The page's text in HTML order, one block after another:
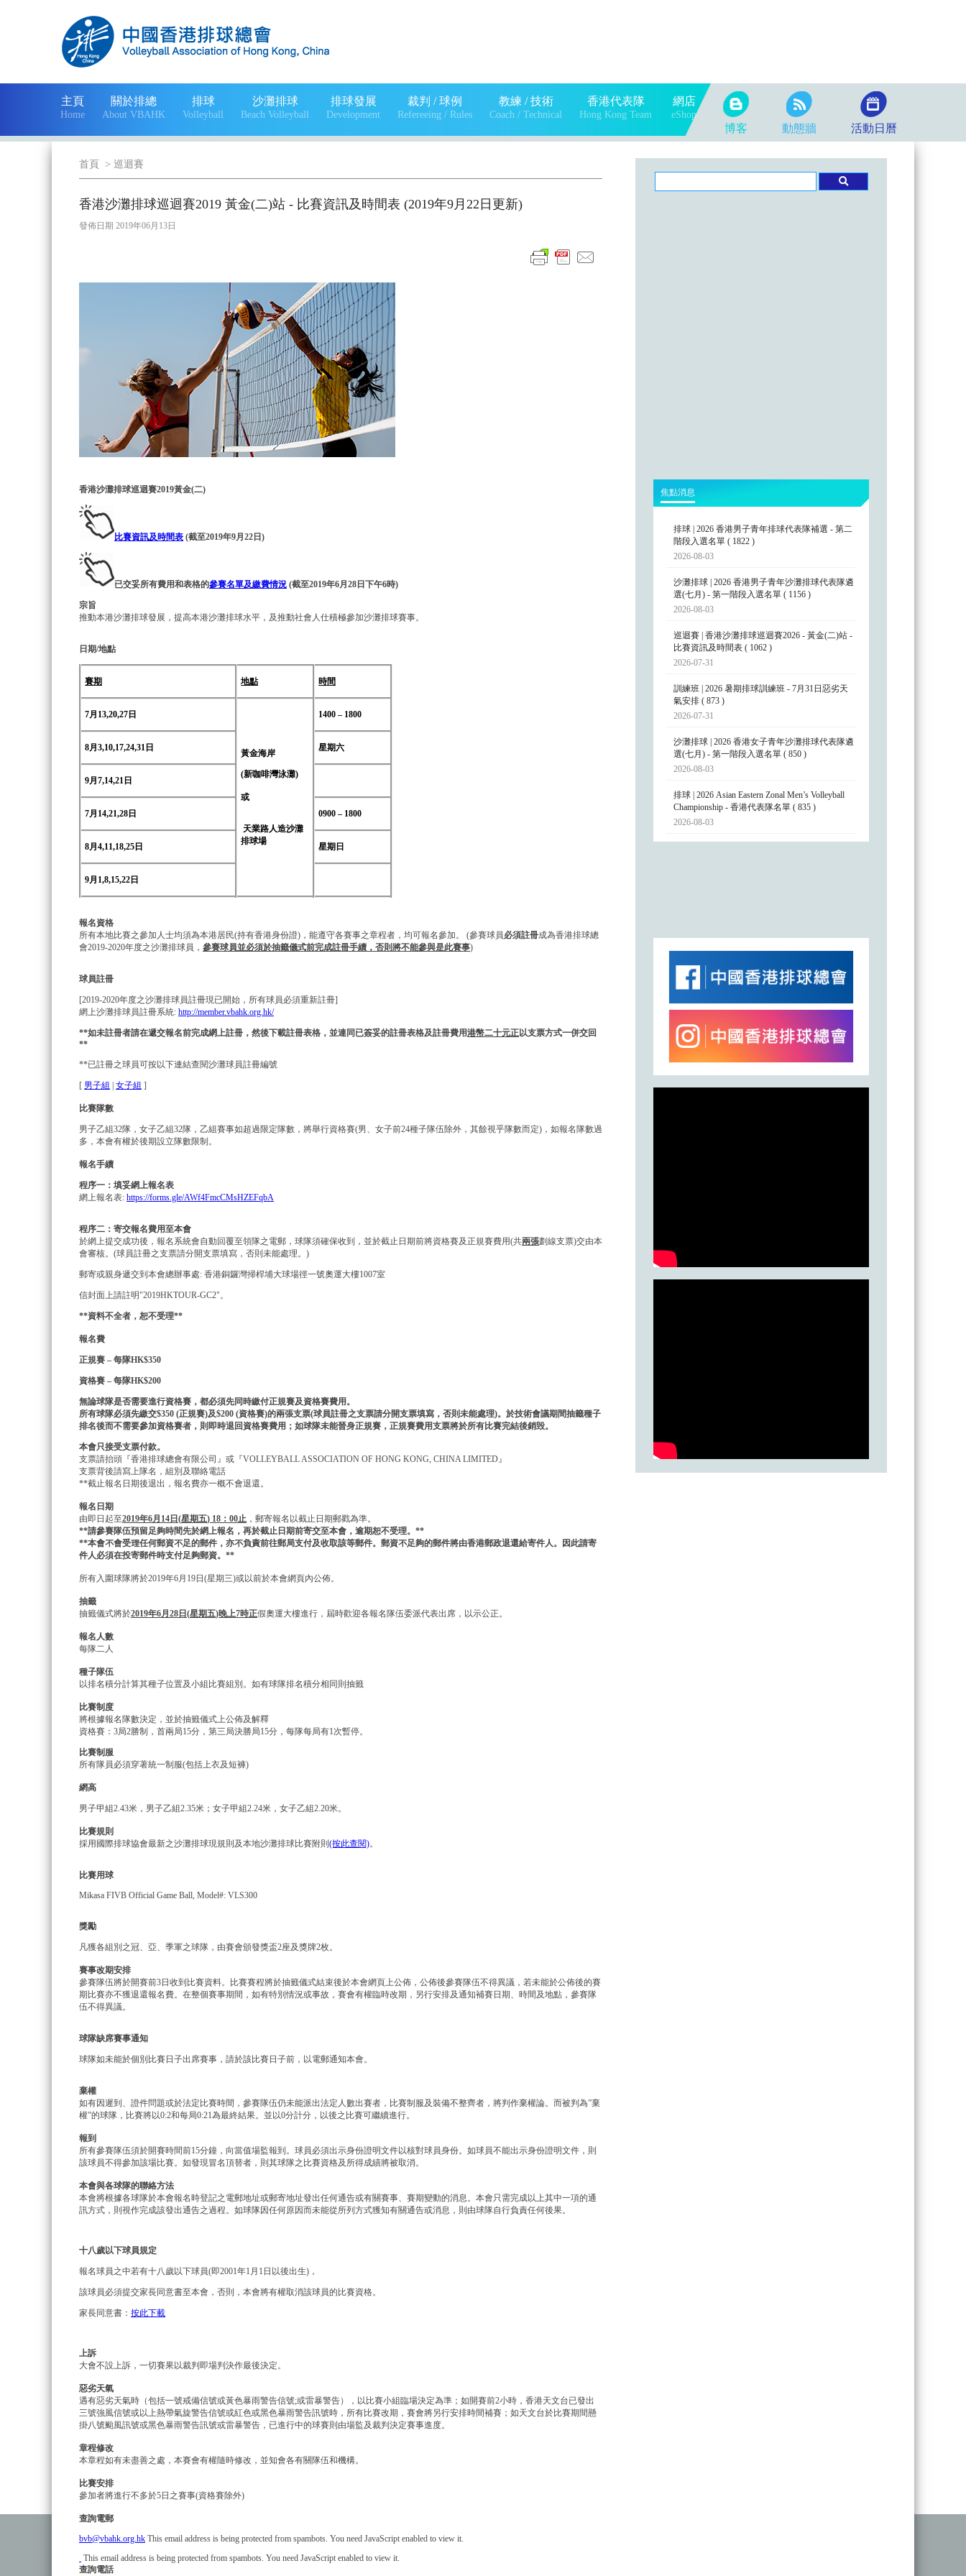
主頁
Home
關於排總
About VBAHK
排球
Volleyball
沙灘排球
Beach Volleyball
排球發展
Development
裁判 / 球例
Refereeing / Rules
教練 / 技術
Coach / Technical
香港代表隊
Hong Kong Team
網店
eShop
博客 動態牆 活動日曆
首頁 > 巡迴賽
香港沙灘排球巡迴賽2019 黃金(二)站 - 比賽資訊及時間表 (2019年9月22日更新)
發佈日期 2019年06月13日
香港沙灘排球巡迴賽2019黃金(二)
比賽資訊及時間表 (截至2019年9月22日)
已交妥所有費用和表格的參賽名單及繳費情況 (截至2019年6月28日下午6時)
宗旨
推動本港沙灘排球發展，提高本港沙灘排球水平，及推動社會人仕積極參加沙灘排球賽事。
日期/地點
賽期 地點 時間
7月13,20,27日
黃金海岸
(新咖啡灣泳灘)
或
天業路人造沙灘
排球場
1400 – 1800
8月3,10,17,24,31日 星期六
9月7,14,21日
7月14,21,28日 0900 – 1800
8月4,11,18,25日 星期日
9月1,8,15,22日
報名資格
所有本地比賽之參加人士均須為本港居民(持有香港身份證)，能遵守各賽事之章程者，均可報名參加。 (參賽球員必須註冊成為香港排球總
會2019-2020年度之沙灘排球員， 參賽球員並必須於抽籤儀式前完成註冊手續，否則將不能參與是此賽事)
球員註冊
[2019-2020年度之沙灘排球員註冊現已開始，所有球員必須重新註冊]
網上沙灘排球員註冊系統: http://member.vbahk.org.hk/
**如未註冊者請在遞交報名前完成網上註冊，然後下載註冊表格，並連同已簽妥的註冊表格及註冊費用港幣二十元正以支票方式一併交回
**
**已註冊之球員可按以下連結查閱沙灘球員註冊編號
[ 男子組 女子組 ]
比賽隊數
男子乙組32隊，女子乙組32隊，乙組賽事如超過限定隊數，將舉行資格賽(男、女子前24種子隊伍除外，其餘視乎隊數而定)，如報名隊數過
多，本會有權於後期設立隊數限制。
報名手續
程序一：填妥網上報名表
網上報名表: https://forms.gle/AWf4FmcCMsHZEFqbA
程序二：寄交報名費用至本會
於網上提交成功後，報名系統會自動回覆至領隊之電郵，球隊須確保收到，並於截止日期前將資格賽及正規賽費用(共兩張劃線支票)交由本
會審核。(球員註冊之支票請分開支票填寫，否則未能處理。)
郵寄或親身遞交到本會總辦事處: 香港銅鑼灣掃桿埔大球場徑一號奧運大樓1007室
信封面上請註明"2019HKTOUR-GC2"。
**資料不全者，恕不受理**
報名費
正規賽 – 每隊HK$350
資格賽 – 每隊HK$200
無論球隊是否需要進行資格賽，都必須先同時繳付正規賽及資格賽費用。
所有球隊必須先繳交$350 (正規賽)及$200 (資格賽)的兩張支票(球員註冊之支票請分開支票填寫，否則未能處理)。於技術會議期間抽籤種子
排名後而不需要參加資格賽者，則即時退回資格賽費用；如球隊未能晉身正規賽，正規賽費用支票將於所有比賽完結後銷毁。
本會只接受支票付款。
支票請抬頭『香港排球總會有限公司』或『VOLLEYBALL ASSOCIATION OF HONG KONG, CHINA LIMITED』
支票背後請寫上隊名，組別及聯絡電話
**截止報名日期後退出，報名費亦一概不會退還。
報名日期
由即日起至2019年6月 14 日 (星期五) 18 ： 00止 ，郵寄報名以截止日期郵戳為準。
**請參賽隊伍預留足夠時間先於網上報名，再於截止日期前寄交至本會，逾期恕不受理。 **
**本會不會受理任何郵資不足的郵件，亦不負責前往郵局支付及收取該等郵件。郵資不足夠的郵件將由香港郵政退還給寄件人。因此請寄
件人必須在投寄郵件時支付足夠郵資。 **
所有入圍球隊將於2019年6月19日(星期三)或以前於本會網頁內公佈。
抽籤
抽籤儀式將於2019年6月 28 日 (星期五)晚上7時正假奧運大樓進行，屆時歡迎各報名隊伍委派代表出席，以示公正。
報名人數
每隊二人
種子隊伍
以排名積分計算其種子位置及小組比賽組別。如有球隊排名積分相同則抽籤
比賽制度
將根據報名隊數決定，並於抽籤儀式上公佈及解釋
資格賽：3局2勝制，首兩局15分，第三局決勝局15分，每隊每局有1次暫停。
比賽制服
所有隊員必須穿著統一制服(包括上衣及短褲)
網高
男子甲組2.43米，男子乙組2.35米；女子甲組2.24米，女子乙組2.20米。
比賽規則
採用國際排球協會最新之沙灘排球現規則及本地沙灘排球比賽附則 (按此查閱)。
比賽用球
Mikasa FIVB Official Game Ball, Model#: VLS300
獎勵
凡獲各組別之冠、亞、季軍之球隊，由賽會頒發獎盃2座及獎牌2枚。
賽事改期安排
參賽隊伍將於開賽前3日收到比賽資料。比賽賽程將於抽籤儀式結束後於本會網頁上公佈，公佈後參賽隊伍不得異議，若未能於公佈後的賽
期比賽亦不獲退還報名費。在整個賽事期間，如有特別情況或事故，賽會有權臨時改期，另行安排及通知補賽日期、時間及地點，參賽隊
伍不得異議。
球隊缺席賽事通知
球隊如未能於個別比賽日子出席賽事，請於該比賽日子前，以電郵通知本會。
棄權
如有因遲到、證件問題或於法定比賽時間，參賽隊伍仍未能派出法定人數出賽者，比賽制服及裝備不整齊者，將判作棄權論。而被判為”棄
權”的球隊，比賽將以0:2和每局0:21為最終結果。並以0分計分，以後之比賽可繼續進行。
報到
所有參賽隊伍須於開賽時間前15分鐘，向當值場監報到。球員必須出示身份證明文件以核對球員身份。如球員不能出示身份證明文件，則
該球員不得參加該場比賽。如發現冒名頂替者，則其球隊之比賽資格及所得成績將被取消。
本會與各球隊的聯絡方法
本會將根據各球隊於本會報名時登記之電郵地址或郵寄地址發出任何通告或有關賽事、賽期變動的消息。本會只需完成以上其中一項的通
訊方式，則視作完成該發出通告之過程。如球隊因任何原因而未能從所列方式獲知有關通告或消息，則由球隊自行負責任何後果。
十八歲以下球員規定
報名球員之中若有十八歲以下球員(即2001年1月1日以後出生)，
該球員必須提交家長同意書至本會，否則，本會將有權取消該球員的比賽資格。
家長同意書： 按此下載
上訴
大會不設上訴，一切賽果以裁判即場判決作最後決定。
惡劣天氣
遇有惡劣天氣時（包括一號戒備信號或黃色暴雨警告信號;或雷暴警告），以比賽小組臨場決定為準；如開賽前2小時，香港天文台已發出
三號強風信號或以上熱帶氣旋警告信號或紅色或黑色暴雨警告訊號時，所有比賽改期，賽會將另行安排時間補賽；如天文台於比賽期間懸
掛八號颱風訊號或黑色暴雨警告訊號或雷暴警告，已進行中的球賽則由場監及裁判決定賽事進度。
章程修改
本章程如有未盡善之處，本賽會有權隨時修改，並知會各有關隊伍和機構。
比賽安排
參加者將進行不多於5日之賽事(資格賽除外)
查詢電郵
bvb@vbahk.org.hk This email address is being protected from spambots. You need JavaScript enabled to view it.
This email address is being protected from spambots. You need JavaScript enabled to view it.
查詢電話
焦點消息
排球 | 2026 香港男子青年排球代表隊補選 - 第二
階段入選名單 ( 1822 )
2026-08-03
沙灘排球 | 2026 香港男子青年沙灘排球代表隊遴
選(七月) - 第一階段入選名單 ( 1156 )
2026-08-03
巡迴賽 | 香港沙灘排球巡迴賽2026 - 黃金(二)站 -
比賽資訊及時間表 ( 1062 )
2026-07-31
訓練班 | 2026 暑期排球訓練班 - 7月31日惡劣天
氣安排 ( 873 )
2026-07-31
沙灘排球 | 2026 香港女子青年沙灘排球代表隊遴
選(七月) - 第一階段入選名單 ( 850 )
2026-08-03
排球 | 2026 Asian Eastern Zonal Men’s Volleyball
Championship - 香港代表隊名單 ( 835 )
2026-08-03